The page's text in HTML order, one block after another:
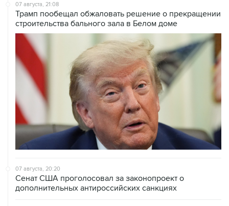
07 августа, 21:08
Трамп пообещал обжаловать решение о прекращении
строительства бального зала в Белом доме
07 августа, 20:20
Сенат США проголосовал за законопроект о
дополнительных антироссийских санкциях